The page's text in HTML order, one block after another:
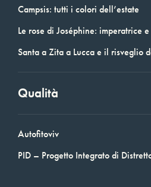
Campsis: tutti i colori dell’estate
Le rose di Joséphine: imperatrice
Santa a Zita a Lucca e il risveglio
Qualità
Autofitoviv
PID – Progetto Integrato di